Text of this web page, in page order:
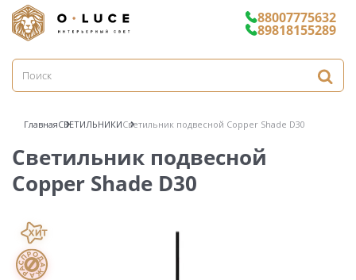
88007775632
89818155289
ГлавнаяСВЕТИЛЬНИКИСветильник подвесной Copper Shade D30
Светильник подвесной
Copper Shade D30